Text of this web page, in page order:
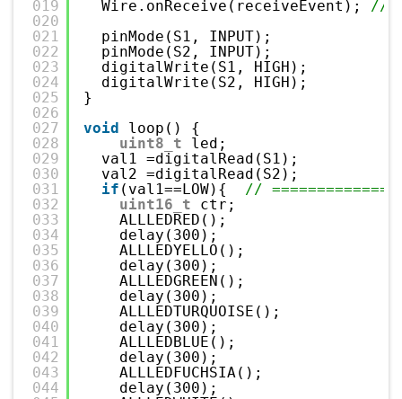
019
020
021
022
023
024
025
026
027
028
029
030
031
032
033
034
035
036
037
038
039
040
041
042
043
044
Wire.onReceive(receiveEvent); //
pinMode(S1, INPUT);
pinMode(S2, INPUT);
digitalWrite(S1, HIGH);
digitalWrite(S2, HIGH);
}
void
loop() {
uint8_t
led;
val1 =digitalRead(S1);
val2 =digitalRead(S2);
if (val1==LOW){ //
uint16_t
ctr;
ALLLEDRED();
delay(300);
ALLLEDYELLO();
delay(300);
ALLLEDGREEN();
delay(300);
ALLLEDTURQUOISE();
delay(300);
ALLLEDBLUE();
delay(300);
ALLLEDFUCHSIA();
delay(300);